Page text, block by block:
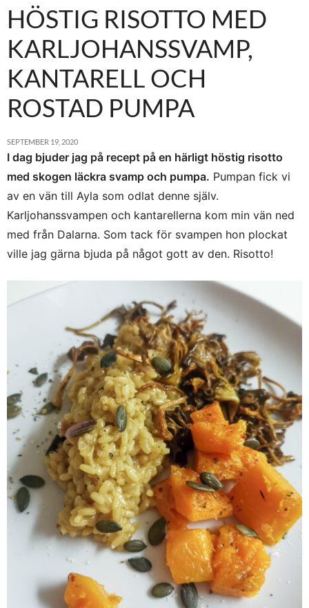
HÖSTIG RISOTTO MED
KARLJOHANSSVAMP,
KANTARELL OCH
ROSTAD PUMPA
SEPTEMBER 19, 2020
I dag bjuder jag på recept på en härligt höstig risotto
med skogen läckra svamp och pumpa. Pumpan fick vi
av en vän till Ayla som odlat denne själv.
Karljohanssvampen och kantarellerna kom min vän ned
med från Dalarna. Som tack för svampen hon plockat
ville jag gärna bjuda på något gott av den. Risotto!